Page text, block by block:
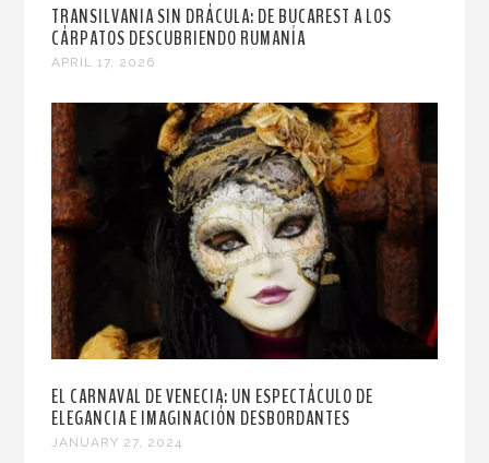
TRANSILVANIA SIN DRÁCULA: DE BUCAREST A LOS
CÁRPATOS DESCUBRIENDO RUMANÍA
APRIL 17, 2026
EL CARNAVAL DE VENECIA: UN ESPECTÁCULO DE
ELEGANCIA E IMAGINACIÓN DESBORDANTES
JANUARY 27, 2024